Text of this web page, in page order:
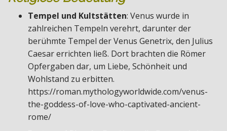
Tempel und Kultstätten: Venus wurde in
zahlreichen Tempeln verehrt, darunter der
berühmte Tempel der Venus Genetrix, den Julius
Caesar errichten ließ. Dort brachten die Römer
Opfergaben dar, um Liebe, Schönheit und
Wohlstand zu erbitten.
https://roman.mythologyworldwide.com/venus-
the-goddess-of-love-who-captivated-ancient-
rome/